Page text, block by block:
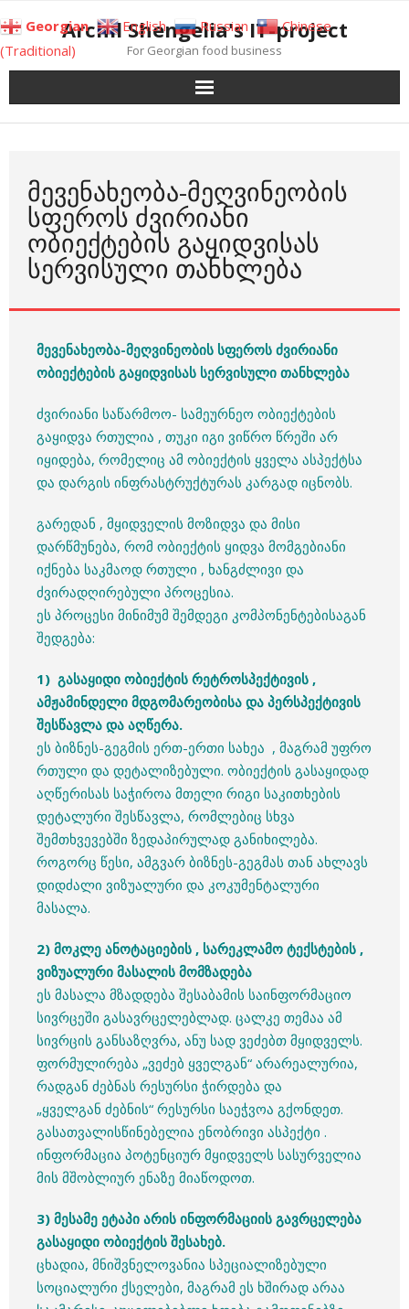
to
content
Archil Shengelia's IT-project
For Georgian food business
ᲛᲔᲕᲔᲜᲐᲮᲔᲝᲑᲐ-ᲛᲔᲦᲕᲘᲜᲔᲝᲑᲘᲡ
ᲡᲤᲔᲠᲝᲡ ᲫᲕᲘᲠᲘᲐᲜᲘ
ᲝᲑᲘᲔᲥᲢᲔᲑᲘᲡ ᲒᲐᲧᲘᲓᲕᲘᲡᲐᲡ
ᲡᲔᲠᲕᲘᲡᲣᲚᲘ ᲗᲐᲜᲮᲚᲔᲑᲐ
მევენახეობა-მეღვინეობის სფეროს ძვირიანი
ობიექტების გაყიდვისას სერვისული თანხლება
ძვირიანი საწარმოო- სამეურნეო ობიექტების
გაყიდვა რთულია , თუკი იგი ვიწრო წრეში არ
იყიდება, რომელიც ამ ობიექტის ყველა ასპექტსა
და დარგის ინფრასტრუქტურას კარგად იცნობს.
გარედან , მყიდველის მოზიდვა და მისი
დარწმუნება, რომ ობიექტის ყიდვა მომგებიანი
იქნება საკმაოდ რთული , ხანგძლივი და
ძვირადღირებული პროცესია.
ეს პროცესი მინიმუმ შემდეგი კომპონენტებისაგან
შედგება:
1) გასაყიდი ობიექტის რეტროსპექტივის ,
ამჟამინდელი მდგომარეობისა და პერსპექტივის
შესწავლა და აღწერა.
ეს ბიზნეს-გეგმის ერთ-ერთი სახეა , მაგრამ უფრო
რთული და დეტალიზებული. ობიექტის გასაყიდად
აღწერისას საჭიროა მთელი რიგი საკითხების
დეტალური შესწავლა, რომლებიც სხვა
შემთხვევებში ზედაპირულად განიხილება.
როგორც წესი, ამგვარ ბიზნეს-გეგმას თან ახლავს
დიდძალი ვიზუალური და კოკუმენტალური
მასალა.
2) მოკლე ანოტაციების , სარეკლამო ტექსტების ,
ვიზუალური მასალის მომზადება
ეს მასალა მზადდება შესაბამის საინფორმაციო
სივრცეში გასავრცელებლად. ცალკე თემაა ამ
სივრცის განსაზღვრა, ანუ სად ვეძებთ მყიდველს.
ფორმულირება „ვეძებ ყველგან“ არარეალურია,
რადგან ძებნას რესურსი ჭირდება და
„ყველგან ძებნის“ რესურსი საეჭვოა გქონდეთ.
გასათვალისწინებელია ენობრივი ასპექტი .
ინფორმაცია პოტენციურ მყიდველს სასურველია
მის მშობლიურ ენაზე მიაწოდოთ.
3) მესამე ეტაპი არის ინფორმაციის გავრცელება
გასაყიდი ობიექტის შესახებ.
ცხადია, მნიშვნელოვანია სპეციალიზებული
სოციალური ქსელები, მაგრამ ეს ხშირად არაა
Georgian English Russian
Chinese
(Traditional)